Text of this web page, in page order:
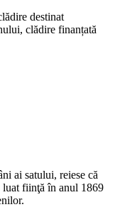
destinat
clădire finanțată
ai satului, reiese că
luat fiinţă în anul 1869